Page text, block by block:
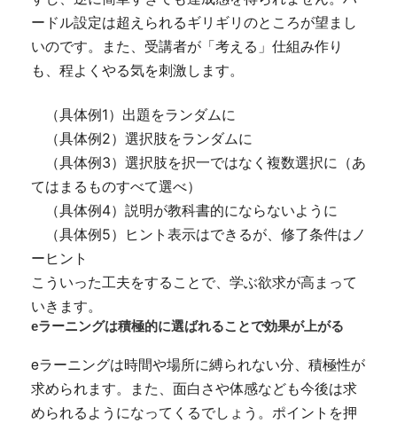
ードル設定は超えられるギリギリのところが望まし
いのです。また、受講者が「考える」仕組み作り
も、程よくやる気を刺激します。
（具体例1）出題をランダムに
（具体例2）選択肢をランダムに
（具体例3）選択肢を択一ではなく複数選択に（あ
てはまるものすべて選べ）
（具体例4）説明が教科書的にならないように
（具体例5）ヒント表示はできるが、修了条件はノ
ーヒント
こういった工夫をすることで、学ぶ欲求が高まって
いきます。
eラーニングは積極的に選ばれることで効果が上がる
eラーニングは時間や場所に縛られない分、積極性が
求められます。また、面白さや体感なども今後は求
められるようになってくるでしょう。ポイントを押